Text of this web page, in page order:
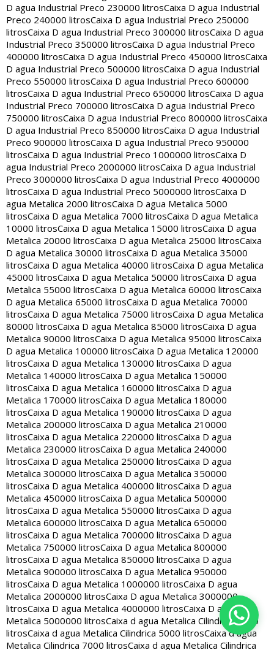
D agua Industrial Preco 230000 litrosCaixa D agua Industrial
Preco 240000 litrosCaixa D agua Industrial Preco 250000
litrosCaixa D agua Industrial Preco 300000 litrosCaixa D agua
Industrial Preco 350000 litrosCaixa D agua Industrial Preco
400000 litrosCaixa D agua Industrial Preco 450000 litrosCaixa
D agua Industrial Preco 500000 litrosCaixa D agua Industrial
Preco 550000 litrosCaixa D agua Industrial Preco 600000
litrosCaixa D agua Industrial Preco 650000 litrosCaixa D agua
Industrial Preco 700000 litrosCaixa D agua Industrial Preco
750000 litrosCaixa D agua Industrial Preco 800000 litrosCaixa
D agua Industrial Preco 850000 litrosCaixa D agua Industrial
Preco 900000 litrosCaixa D agua Industrial Preco 950000
litrosCaixa D agua Industrial Preco 1000000 litrosCaixa D
agua Industrial Preco 2000000 litrosCaixa D agua Industrial
Preco 3000000 litrosCaixa D agua Industrial Preco 4000000
litrosCaixa D agua Industrial Preco 5000000 litrosCaixa D
agua Metalica 2000 litrosCaixa D agua Metalica 5000
litrosCaixa D agua Metalica 7000 litrosCaixa D agua Metalica
10000 litrosCaixa D agua Metalica 15000 litrosCaixa D agua
Metalica 20000 litrosCaixa D agua Metalica 25000 litrosCaixa
D agua Metalica 30000 litrosCaixa D agua Metalica 35000
litrosCaixa D agua Metalica 40000 litrosCaixa D agua Metalica
45000 litrosCaixa D agua Metalica 50000 litrosCaixa D agua
Metalica 55000 litrosCaixa D agua Metalica 60000 litrosCaixa
D agua Metalica 65000 litrosCaixa D agua Metalica 70000
litrosCaixa D agua Metalica 75000 litrosCaixa D agua Metalica
80000 litrosCaixa D agua Metalica 85000 litrosCaixa D agua
Metalica 90000 litrosCaixa D agua Metalica 95000 litrosCaixa
D agua Metalica 100000 litrosCaixa D agua Metalica 120000
litrosCaixa D agua Metalica 130000 litrosCaixa D agua
Metalica 140000 litrosCaixa D agua Metalica 150000
litrosCaixa D agua Metalica 160000 litrosCaixa D agua
Metalica 170000 litrosCaixa D agua Metalica 180000
litrosCaixa D agua Metalica 190000 litrosCaixa D agua
Metalica 200000 litrosCaixa D agua Metalica 210000
litrosCaixa D agua Metalica 220000 litrosCaixa D agua
Metalica 230000 litrosCaixa D agua Metalica 240000
litrosCaixa D agua Metalica 250000 litrosCaixa D agua
Metalica 300000 litrosCaixa D agua Metalica 350000
litrosCaixa D agua Metalica 400000 litrosCaixa D agua
Metalica 450000 litrosCaixa D agua Metalica 500000
litrosCaixa D agua Metalica 550000 litrosCaixa D agua
Metalica 600000 litrosCaixa D agua Metalica 650000
litrosCaixa D agua Metalica 700000 litrosCaixa D agua
Metalica 750000 litrosCaixa D agua Metalica 800000
litrosCaixa D agua Metalica 850000 litrosCaixa D agua
Metalica 900000 litrosCaixa D agua Metalica 950000
litrosCaixa D agua Metalica 1000000 litrosCaixa D agua
Metalica 2000000 litrosCaixa D agua Metalica 3000000
litrosCaixa D agua Metalica 4000000 litrosCaixa D agua
Metalica 5000000 litrosCaixa d agua Metalica Cilindrica 2000
litrosCaixa d agua Metalica Cilindrica 5000 litrosCaixa d agua
Metalica Cilindrica 7000 litrosCaixa d agua Metalica Cilindrica